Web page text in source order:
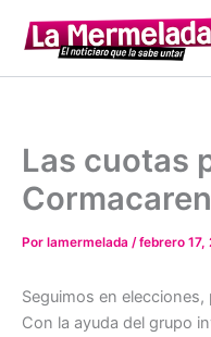
contenido
Las cuotas
Por lamermelada /febrero 17,
Seguimos en
Con la ayuda del grupo